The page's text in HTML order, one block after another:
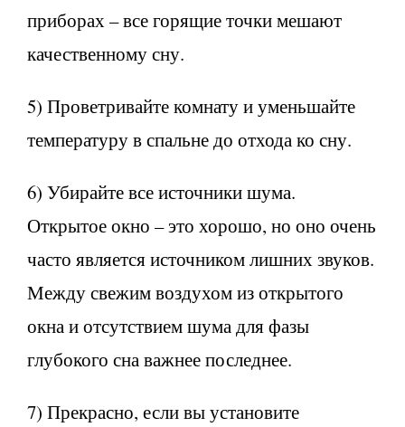
приборах – все горящие точки мешают
качественному сну.
5) Проветривайте комнату и уменьшайте
температуру в спальне до отхода ко сну.
6) Убирайте все источники шума.
Открытое окно – это хорошо, но оно очень
часто является источником лишних звуков.
Между свежим воздухом из открытого
окна и отсутствием шума для фазы
глубокого сна важнее последнее.
7) Прекрасно, если вы установите